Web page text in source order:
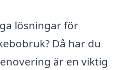
lösningar för
Då har du
är en viktig